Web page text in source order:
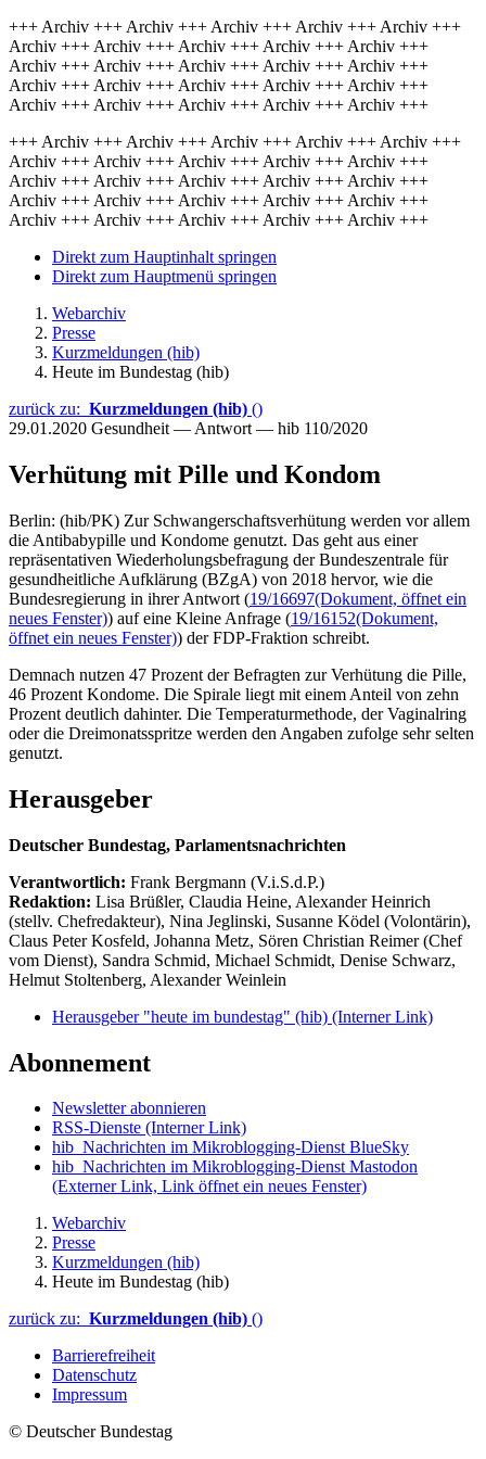
+++ Archiv +++ Archiv +++ Archiv +++ Archiv +++ Archiv +++
Archiv +++ Archiv +++ Archiv +++ Archiv +++ Archiv +++
Archiv +++ Archiv +++ Archiv +++ Archiv +++ Archiv +++
Archiv +++ Archiv +++ Archiv +++ Archiv +++ Archiv +++
Archiv +++ Archiv +++ Archiv +++ Archiv +++ Archiv +++
+++ Archiv +++ Archiv +++ Archiv +++ Archiv +++ Archiv +++
Archiv +++ Archiv +++ Archiv +++ Archiv +++ Archiv +++
Archiv +++ Archiv +++ Archiv +++ Archiv +++ Archiv +++
Archiv +++ Archiv +++ Archiv +++ Archiv +++ Archiv +++
Archiv +++ Archiv +++ Archiv +++ Archiv +++ Archiv +++
Direkt zum Hauptinhalt springen
Direkt zum Hauptmenü springen
Webarchiv
Presse
Kurzmeldungen (hib)
Heute im Bundestag (hib)
zurück zu: Kurzmeldungen (hib) ()
29.01.2020 Gesundheit — Antwort — hib 110/2020
Verhütung mit Pille und Kondom
Berlin: (hib/PK) Zur Schwangerschaftsverhütung werden vor allem
die Antibabypille und Kondome genutzt. Das geht aus einer
repräsentativen Wiederholungsbefragung der Bundeszentrale für
gesundheitliche Aufklärung (BZgA) von 2018 hervor, wie die
Bundesregierung in ihrer Antwort (19/16697(Dokument, öffnet ein
neues Fenster)) auf eine Kleine Anfrage (19/16152(Dokument,
öffnet ein neues Fenster)) der FDP-Fraktion schreibt.
Demnach nutzen 47 Prozent der Befragten zur Verhütung die Pille,
46 Prozent Kondome. Die Spirale liegt mit einem Anteil von zehn
Prozent deutlich dahinter. Die Temperaturmethode, der Vaginalring
oder die Dreimonatsspritze werden den Angaben zufolge sehr selten
genutzt.
Herausgeber
Deutscher Bundestag, Parlamentsnachrichten
Verantwortlich: Frank Bergmann (V.i.S.d.P.)
Redaktion: Lisa Brüßler, Claudia Heine, Alexander Heinrich
(stellv. Chefredakteur), Nina Jeglinski, Susanne Ködel (Volontärin),
Claus Peter Kosfeld, Johanna Metz, Sören Christian Reimer (Chef
vom Dienst), Sandra Schmid, Michael Schmidt, Denise Schwarz,
Helmut Stoltenberg, Alexander Weinlein
Herausgeber "heute im bundestag" (hib) (Interner Link)
Abonnement
Newsletter abonnieren
RSS-Dienste (Interner Link)
hib_Nachrichten im Mikroblogging-Dienst BlueSky
hib_Nachrichten im Mikroblogging-Dienst Mastodon
(Externer Link, Link öffnet ein neues Fenster)
Webarchiv
Presse
Kurzmeldungen (hib)
Heute im Bundestag (hib)
zurück zu: Kurzmeldungen (hib) ()
Barrierefreiheit
Datenschutz
Impressum
© Deutscher Bundestag